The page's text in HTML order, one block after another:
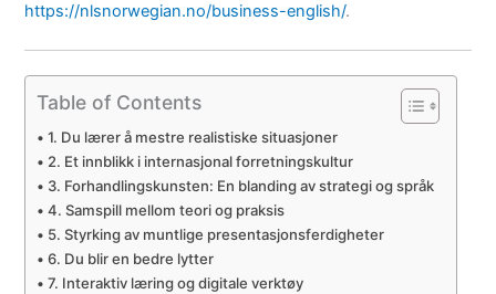
https://nlsnorwegian.no/business-english/.
Table of Contents
1. Du lærer å mestre realistiske situasjoner
2. Et innblikk i internasjonal forretningskultur
3. Forhandlingskunsten: En blanding av strategi og språk
4. Samspill mellom teori og praksis
5. Styrking av muntlige presentasjonsferdigheter
6. Du blir en bedre lytter
7. Interaktiv læring og digitale verktøy